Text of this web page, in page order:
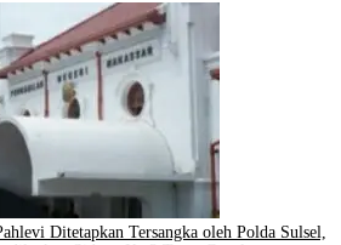
Ditetapkan Tersangka oleh Polda Sulsel,